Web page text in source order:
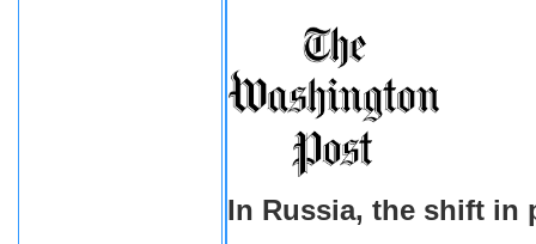
In Russia, the shift in